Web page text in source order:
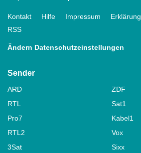
Kontakt Hilfe Impressum Erklärung
RSS
Ändern Datenschutzeinstellungen
Sender
ARD
ZDF
RTL
Sat1
Pro7
Kabel1
RTL2
Vox
3Sat
Sixx